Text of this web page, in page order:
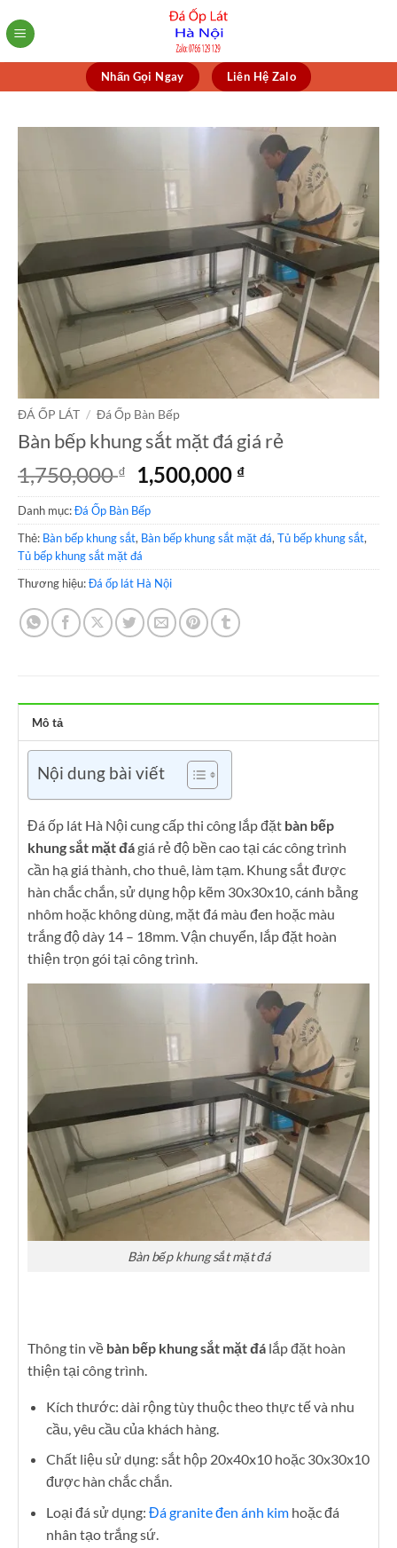
to
Nhấn Gọi Ngay Liên Hệ Zalo
ĐÁ ỐP LÁT / Đá Ốp Bàn Bếp
Bàn bếp khung sắt mặt đá giá rẻ
1,750,000₫
Giá
gốc
là:
1,750,000 ₫.
1,500,000 ₫Giá
hiện
là:
Danh mục:Đá Ốp Bàn Bếp
Thẻ: Bàn bếp khung sắt, Bàn bếp khung sắt mặt đá, Tủ bếp khung sắt,
Tủ bếp khung sắt mặt đá
Thương hiệu:Đá ốp lát Hà Nội
Mô tả
Nội dung bài viết
Đá ốp lát Hà Nội cung cấp thi công lắp đặt bàn bếp
khung sắt mặt đágiá rẻ độ bền cao tại các công trình
cần hạ giá thành, cho thuê, làm tạm. Khung sắt được
hàn chắc chắn, sử dụng hộp kẽm 30x30x10, cánh bằng
nhôm hoặc không dùng, mặt đá màu đen hoặc màu
trắng độ dày 14 – 18mm. Vận chuyển, lắp đặt hoàn
thiện trọn gói tại công trình.
Bàn bếp khung sắt mặt đá
Thông tin về bàn bếp khung sắt mặt đá lắp đặt hoàn
thiện tại công trình.
Kích thước: dài rộng tùy thuộc theo thực tế và nhu
cầu, yêu cầu của khách hàng.
Chất liệu sử dụng: sắt hộp 20x40x10 hoặc 30x30x10
được hàn chắc chắn.
Loại đá sử dụng: Đá granite đen ánh kimhoặc đá
nhân tạo trắng sứ.